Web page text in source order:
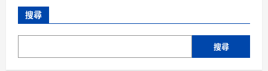
搜尋
搜尋